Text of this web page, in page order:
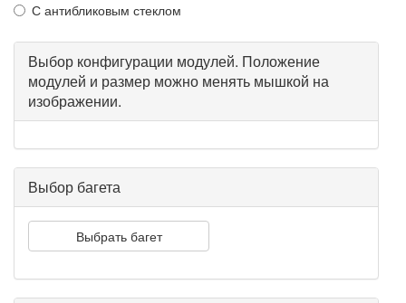
С антибликовым стеклом
Выбор конфигурации модулей. Положение
модулей и размер можно менять мышкой на
изображении.
Выбор багета
Выбрать багет